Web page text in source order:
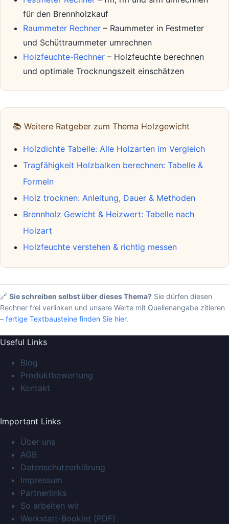
für den Brennholzkauf
Raummeter Rechner – Raummeter in Festmeter
und Schüttraummeter umrechnen
Holzfeuchte-Rechner – Holzfeuchte berechnen
und optimale Trocknungszeit einschätzen
📚 Weitere Ratgeber zum Thema Holzgewicht
Holzdichte Tabelle: Alle Holzarten im Vergleich
Tragfähigkeit Holzbalken berechnen: Tabelle &
Formeln
Holz trocknen: Anleitung, Dauer & Methoden
Brennholz Gewicht & Heizwert: Tabelle nach
Holzart
Holzfeuchte verstehen & richtig messen
🔗 Sie schreiben selbst über dieses Thema? Sie dürfen diesen
Rechner frei verlinken und unsere Werte mit Quellenangabe zitieren
– fertige Textbausteine finden Sie hier.
Useful Links
Blog
Produktbewertung
Kontakt
Important Links
Über uns
AGB
Datenschutzerklärung
Impressum
Partnerlinks
So arbeiten wir
Werkstatt-Booklet (PDF)